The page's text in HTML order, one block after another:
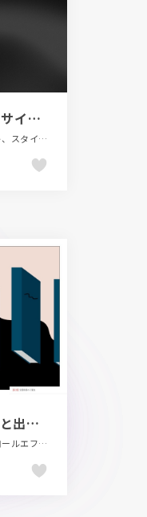
ATIS Co.,Ltd | Webサイト制作・広告デザイン
グレー系、コーポレートサイト、スタイリッシュ、デザイン・アート・音楽・文芸、ブラック系
文喫 BUNKITSU | 本と出会うための本屋。
エレガント、シンプル、スクロールエフェクト、スタイリッシュ、タイポグラフィー、デザイン・アート・音楽・文芸、ピンク系、フラットデザイン、ブラック系 、ホワイト系、大きめ写真、施設・店舗サイト